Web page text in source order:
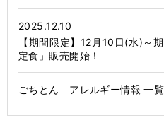
2025.12.10
【期間限定】12月10日(水)～
定食」販売開始！
ごちとん アレルギー情報 一